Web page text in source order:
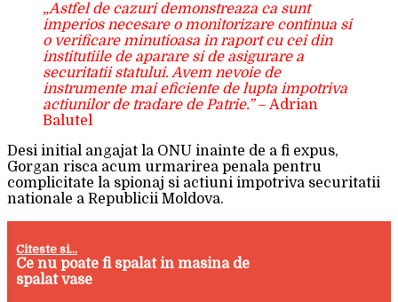
„Astfel de cazuri demonstreaza ca sunt
imperios necesare o monitorizare continua si
o verificare minutioasa in raport cu cei din
institutiile de aparare si de asigurare a
securitatii statului. Avem nevoie de
instrumente mai eficiente de lupta impotriva
actiunilor de tradare de Patrie.”– Adrian
Balutel
Desi initial angajat la ONU inainte de a fi expus,
Gorgan risca acum urmarirea penala pentru
complicitate la spionaj si actiuni impotriva securitatii
nationale a Republicii Moldova.
Citeste si...
Ce nu poate fi spalat in masina de
spalat vase